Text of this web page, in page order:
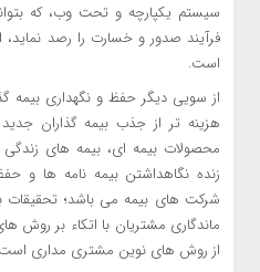
سیستم یکپارچه و تحت وب، که
فرآیند صدور و خسارت را رصد نماید،
است.
هزینه تر از جذب بیمه گذاران
محصولات بیمه ای، بیمه های
زنده نگاهداشتن بیمه نامه ها و
شرکت های بیمه می باشد؛ تحقیقات
ماندگاری مشتریان با اتکاء بر روش
از روش های نوین مشتری مداری